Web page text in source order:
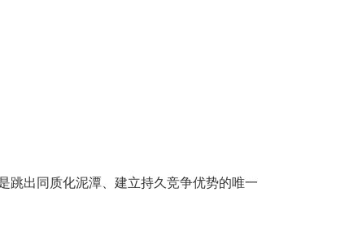
跳出同质化泥潭、建立持久竞争优势的唯一